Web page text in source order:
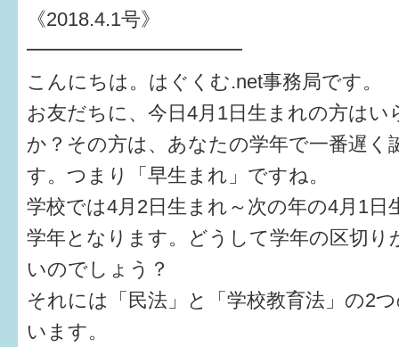
《2018.4.1号》
━━━━━━━━━━━
こんにちは。はぐくむ.net事務局です。
お友だちに、今日4月1日生まれの方はい
か？その方は、あなたの学年で一番遅く
す。つまり「早生まれ」ですね。
学校では4月2日生まれ～次の年の4月1日
学年となります。どうして学年の区切り
いのでしょう？
それには「民法」と「学校教育法」の2
います。
届出・手当・助成
仲間づくり・遊び場
子どもを預けたい
入園・入学
相談したい
さまざまな支援
子育てカレンダー